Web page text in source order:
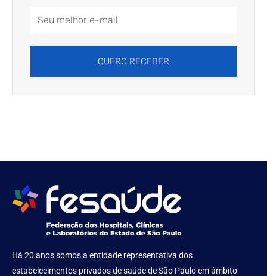
QUERO RECEBER
Há 20 anos somos a entidade representativa dos
estabelecimentos privados de saúde de São Paulo em âmbito